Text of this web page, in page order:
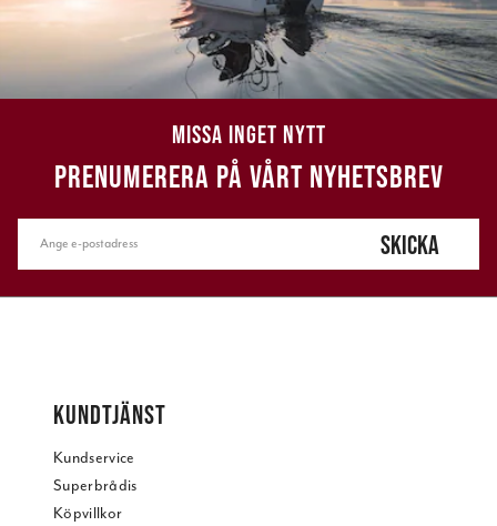
MISSA INGET NYTT
PRENUMERERA PÅ VÅRT NYHETSBREV
SKICKA
KUNDTJÄNST
Kundservice
Superbrådis
Köpvillkor